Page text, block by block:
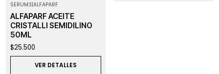
SERUM3|ALFAPARF
ALFAPARF ACEITE
CRISTALLI SEMIDILINO
50ML
$25.500
VER DETALLES